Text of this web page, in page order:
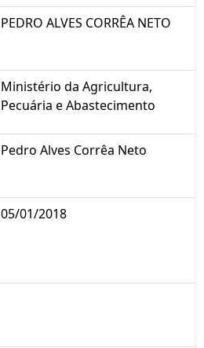
PEDRO ALVES CORRÊA NETO
Ministério da Agricultura,
Pecuária e Abastecimento
Pedro Alves Corrêa Neto
05/01/2018